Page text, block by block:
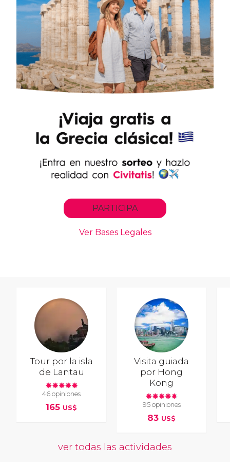
Tour por la isla
de Lantau
46 opiniones
165 US$
Visita guiada
por Hong
Kong
95 opiniones
83 US$
ver todas las actividades